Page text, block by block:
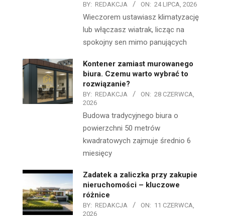
BY: REDAKCJA ON: 24 LIPCA, 2026
Wieczorem ustawiasz klimatyzację
lub włączasz wiatrak, licząc na
spokojny sen mimo panujących
Kontener zamiast murowanego
biura. Czemu warto wybrać to
rozwiązanie?
BY: REDAKCJA ON: 28 CZERWCA,
2026
Budowa tradycyjnego biura o
powierzchni 50 metrów
kwadratowych zajmuje średnio 6
miesięcy
Zadatek a zaliczka przy zakupie
nieruchomości – kluczowe
różnice
BY: REDAKCJA ON: 11 CZERWCA,
2026